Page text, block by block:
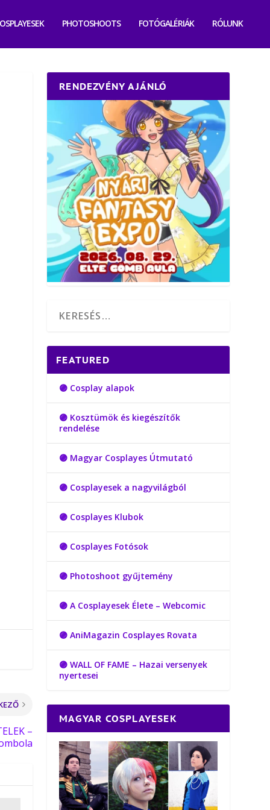
PHOTOSHOOTS FOTÓGALÉRIÁK RÓLUNK
–
RENDEZVÉNY AJÁNLÓ
FEATURED
🟣 Cosplay alapok
🟣 Kosztümök és kiegészítők
rendelése
🟣 Magyar Cosplayes Útmutató
🟣 Cosplayesek a nagyvilágból
🟣 Cosplayes Klubok
🟣 Cosplayes Fotósok
🟣 Photoshoot gyűjtemény
🟣 A Cosplayesek Élete – Webcomic
🟣 AniMagazin Cosplayes Rovata
🟣 WALL OF FAME – Hazai versenyek
nyertesei
MAGYAR COSPLAYESEK